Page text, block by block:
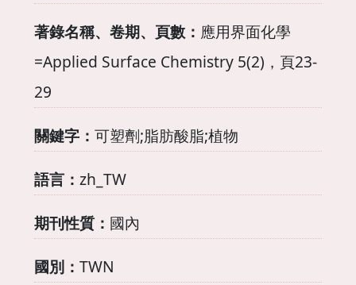
著錄名稱、卷期、頁數： 應用界面化學
=Applied Surface Chemistry 5(2)，頁23-
29
關鍵字： 可塑劑;脂肪酸脂;植物
語言： zh_TW
期刊性質： 國內
國別： TWN